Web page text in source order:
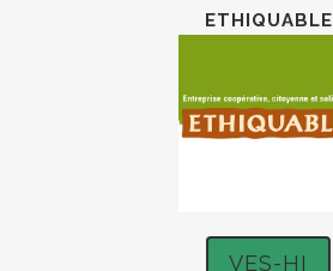
ETHIQUABLE
VES-HI